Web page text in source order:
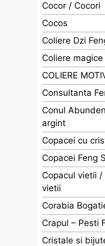
Cocor / Cocori
Cocos
Coliere Dzi
Coliere magice
COLIERE
Consultanta
Conul
argint
Copacei cu
Copacei Feng
Copacul vietii /
vietii
Corabia
Crapul – Pesti
Cristale si